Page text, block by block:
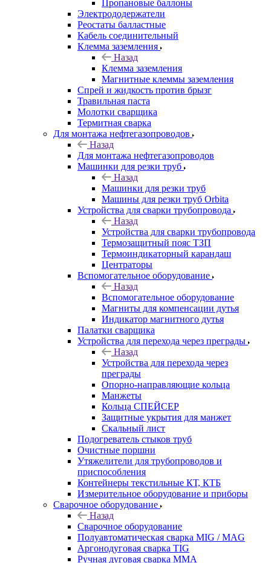
Пропановые баллоны
Электрододержатели
Реостаты балластные
Кабель соединительный
Клемма заземления
Назад
Клемма заземления
Магнитные клеммы заземления
Спрей и жидкость против брызг
Травильная паста
Молотки сварщика
Термитная сварка
Для монтажа нефтегазопроводов
Назад
Для монтажа нефтегазопроводов
Машинки для резки труб
Назад
Машинки для резки труб
Машины для резки труб Orbita
Устройства для сварки трубопровода
Назад
Устройства для сварки трубопровода
Термозащитный пояс ТЗП
Термоиндикаторный карандаш
Центраторы
Вспомогательное оборудование
Назад
Вспомогательное оборудование
Магниты для компенсации дутья
Индикатор магнитного дутья
Палатки сварщика
Устройства для перехода через преграды
Назад
Устройства для перехода через
преграды
Опорно-направляющие кольца
Манжеты
Кольца СПЕЙСЕР
Защитные укрытия для манжет
Скальный лист
Подогреватель стыков труб
Очистные поршни
Утяжелители для трубопроводов и
приспособления
Контейнеры текстильные КТ, КТБ
Измерительное оборудование и приборы
Сварочное оборудование
Назад
Сварочное оборудование
Полуавтоматическая сварка MIG / MAG
Аргонодуговая сварка TIG
Ручная дуговая сварка ММА